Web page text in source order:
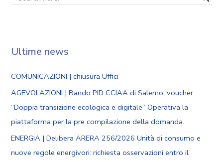
Ultime news
COMUNICAZIONI | chiusura Uffici
AGEVOLAZIONI | Bando PID CCIAA di Salerno: voucher
“Doppia transizione ecologica e digitale” Operativa la
piattaforma per la pre compilazione della domanda.
ENERGIA | Delibera ARERA 256/2026 Unità di consumo e
nuove regole energivori: richiesta osservazioni entro il